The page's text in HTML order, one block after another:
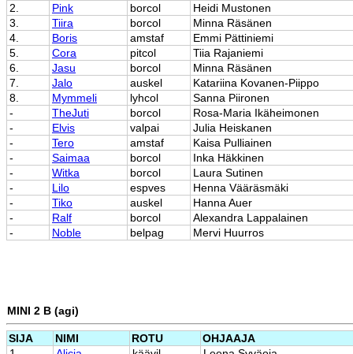
2.
Pink borcol
Heidi Mustonen
3.
Tiira borcol
Minna Räsänen
4.
Boris amstaf
Emmi Pättiniemi
5.
Cora pitcol
Tiia Rajaniemi
6.
Jasu borcol
Minna Räsänen
7.
Jalo auskel
Katariina Kovanen-Piippo
8.
Mymmeli lyhcol
Sanna Piironen
-
TheJuti borcol
Rosa-Maria Ikäheimonen
-
Elvis valpai
Julia Heiskanen
-
Tero amstaf
Kaisa Pulliainen
-
Saimaa borcol
Inka Häkkinen
-
Witka borcol
Laura Sutinen
-
Lilo espves
Henna Vääräsmäki
-
Tiko auskel
Hanna Auer
-
Ralf borcol
Alexandra Lappalainen
-
Noble belpag Mervi Huurros
MINI 2 B (agi)
SIJA NIMI ROTU
OHJAAJA